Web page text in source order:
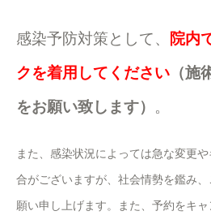
感染予防対策として、
院内
クを着用してください （施
をお願い致します） 。
また、感染状況によっては急な変更
合がございますが、社会情勢を鑑み
願い申し上げます。また、予約をキ